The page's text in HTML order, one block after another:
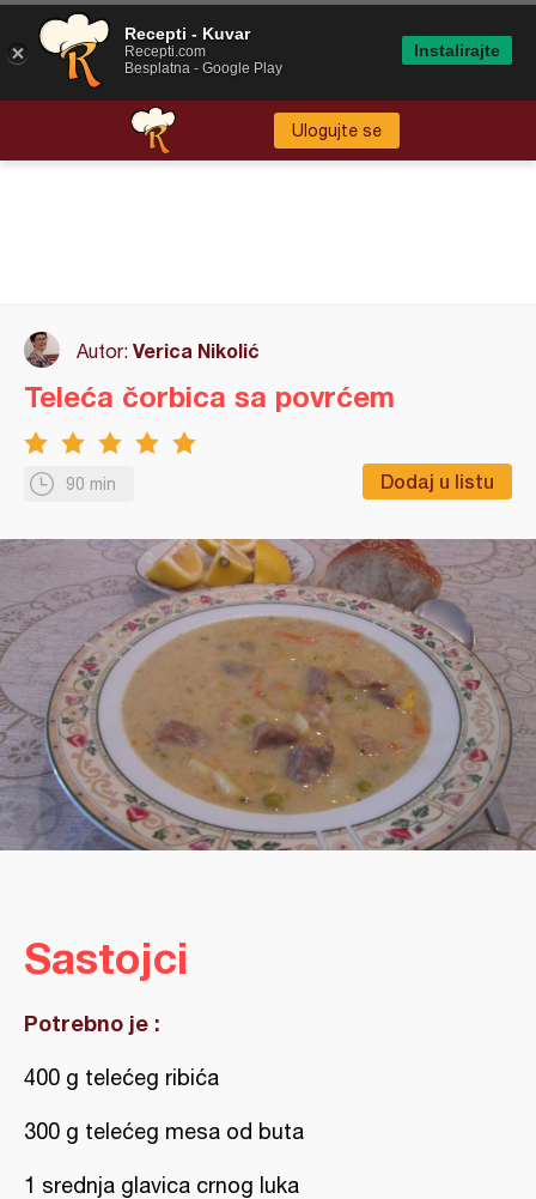
Ulogujte se
Autor: Verica Nikolić
90 min Dodaj u listu
Teleća čorbica sa povrćem
Sastojci
Potrebno je :
400 g telećeg ribića
300 g telećeg mesa od buta
1 srednja glavica crnog luka
Recepti - Kuvar
Recepti.com
Besplatna - Google Play
Instalirajte